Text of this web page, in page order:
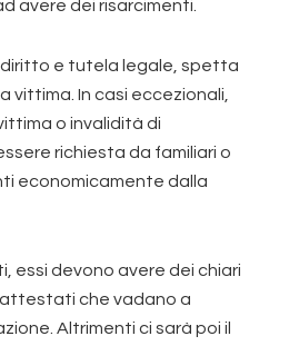
avere dei risarcimenti.
diritto e tutela legale, spetta
vittima. In casi eccezionali,
o invalidità di
richiesta da familiari o
economicamente dalla
essi devono avere dei chiari
che vadano a
Altrimenti ci sarà poi il